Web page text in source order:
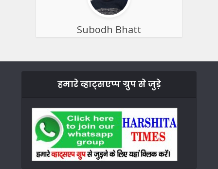
Subodh Bhatt
हमारे व्हाट्सएप्प ग्रुप से जुड़े